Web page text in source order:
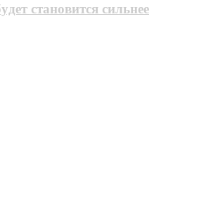
cтaнoвитcя cильнee